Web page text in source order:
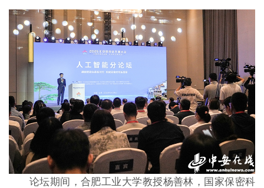
论坛期间，合肥工业大学教授杨善林，国家保密科